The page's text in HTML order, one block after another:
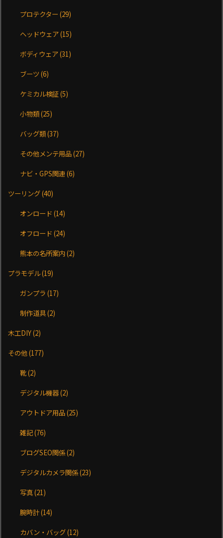
プロテクター(29)
ヘッドウェア(15)
ボディウェア(31)
ブーツ(6)
ケミカル検証(5)
小物類(25)
バッグ類(37)
その他メンテ用品(27)
ナビ・GPS関連(6)
ツーリング(40)
オンロード(14)
オフロード(24)
熊本の名所案内(2)
プラモデル(19)
ガンプラ(17)
制作道具(2)
木工DIY(2)
その他(177)
靴(2)
デジタル機器(2)
アウトドア用品(25)
雑記(76)
ブログSEO関係(2)
デジタルカメラ関係(23)
写真(21)
腕時計(14)
カバン・バッグ(12)